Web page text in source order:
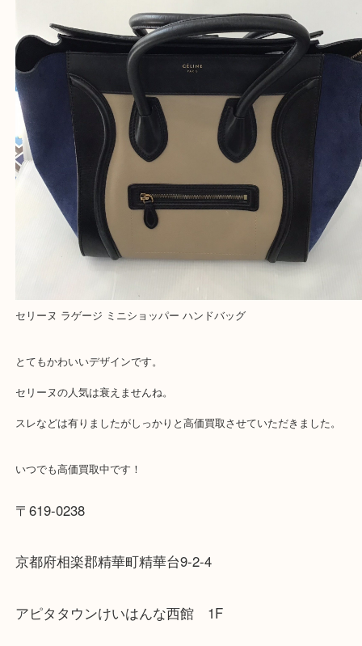
買取大吉アピタタウンけいはんな精華台店に来てよ
ます！
—お知らせ—
最後に当店では現在正社員を募集しておりますので
る方はお気軽にお問合せください！！
求人要項はここをクリック
Facebook
Twitter
Line